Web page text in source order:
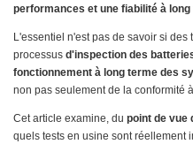
performances et une fiabilité à
L'essentiel n'est pas de savoir si des
processus d'inspection des
fonctionnement à long terme des
non pas seulement de la conformité
Cet article examine, du point de vue
quels tests en usine sont réellement